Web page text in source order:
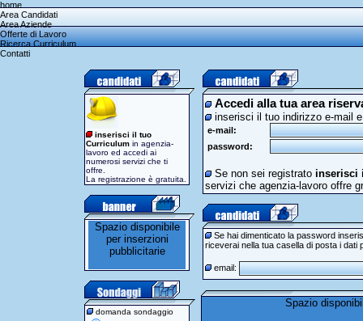
home
Area Candidati
Area Aziende
Offerte di Lavoro
Ricerca Curriculum
Contatti
inserisci il tuo
Curriculum in agenzia-
lavoro ed accedi ai
numerosi servizi che ti
offre.
La registrazione è gratuita.
domanda sondaggio
Accedi alla tua area
inserisci il tuo indirizzo e-mail
e-mail:
password:
Se non sei registrato inserisci
servizi che agenzia-lavoro offre
Se hai dimenticato la password
riceverai nella tua casella di posta i
email: